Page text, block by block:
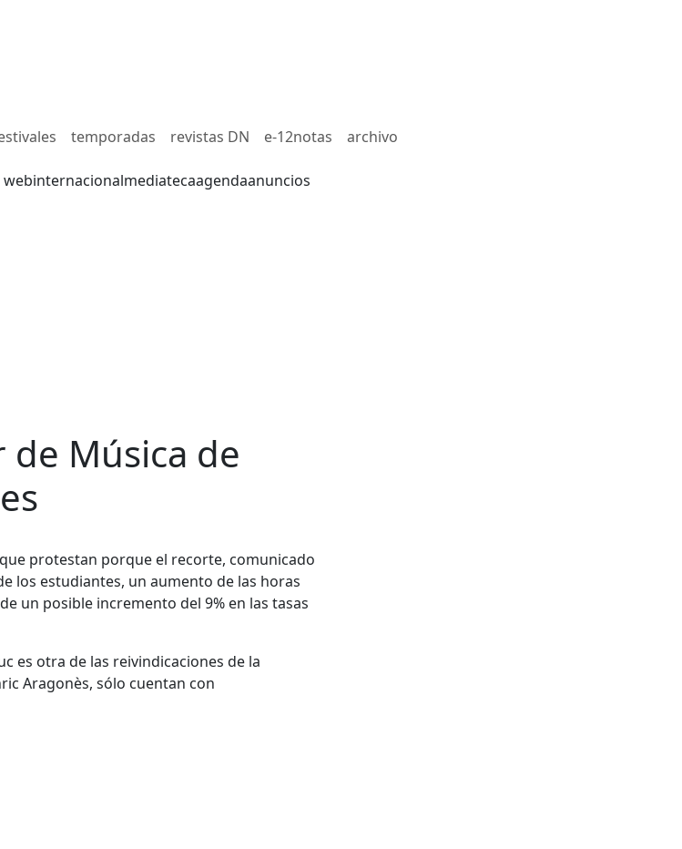
temporadas revistas DN e-12notas archivo
webinternacionalmediatecaagendaanuncios
de Música de
protestan porque el recorte, comunicado
los estudiantes, un aumento de las horas
un posible incremento del 9% en las tasas
es otra de las reivindicaciones de la
Aragonès, sólo cuentan con